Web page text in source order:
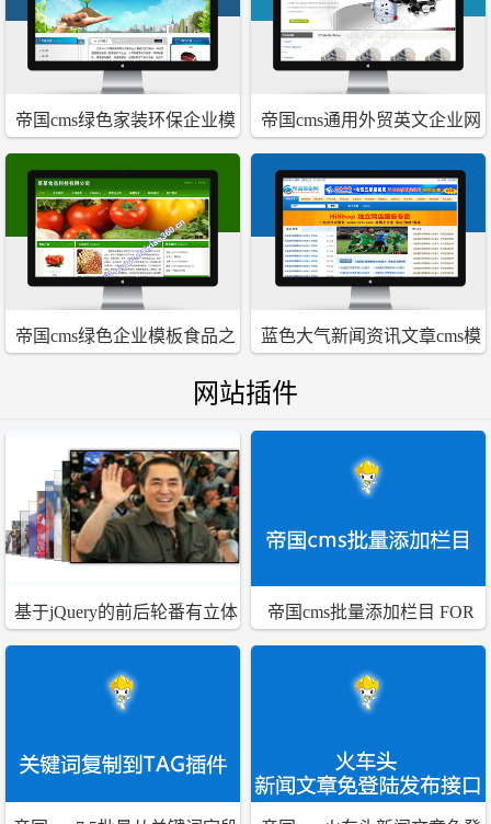
帝国cms绿色家装环保企业模
板
帝国cms通用外贸英文企业网
站程序源码
帝国cms绿色企业模板食品之
蓝色大气新闻资讯文章cms模
网站插件
基于jQuery的前后轮番有立体
感的幻灯插件for帝国CMS 6.0
帝国cms批量添加栏目 FOR
7.5版本的